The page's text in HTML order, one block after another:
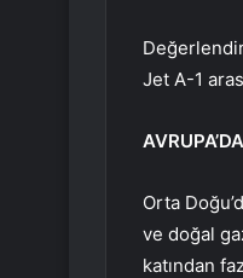
Jet A-1
Orta
ve doğal
katından